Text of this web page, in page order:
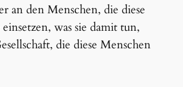
an den Menschen, die diese
was sie damit tun,
die diese Menschen